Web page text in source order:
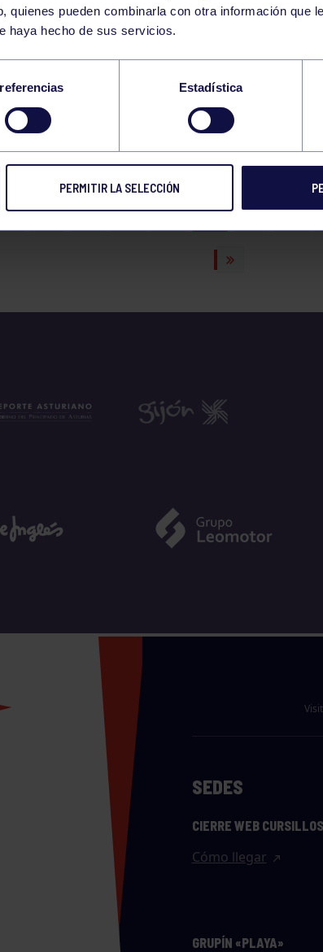
quienes pueden combinarla con otra información que
haya hecho de sus servicios.
Estadística
PERMITIR LA SELECCIÓN
h HOCKEY
RGCC
X TORNEO INTERNACIONAL
MEMORIAL KIKO SILVA:
h
X TORNEO INTERNACIONAL
MEMORIAL KIKO SILVA: RS
h
MEMORIAL KIKO SILVA:
SEDES
CIERRE WEB CURSILLOS
Cómo llegar
GRUPÍN «PLAYA»